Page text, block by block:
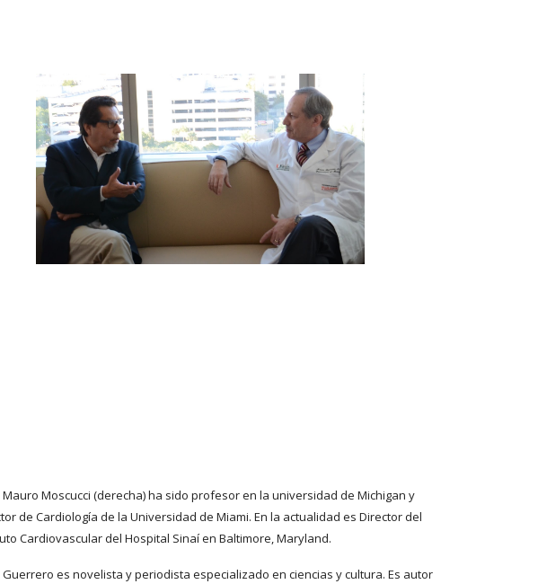
Mauro Moscucci (derecha) ha sido profesor en la universidad de Michigan y
de Cardiología de la Universidad de Miami. En la actualidad es Director del
Cardiovascular del Hospital Sinaí en Baltimore, Maryland.
Guerrero es novelista y periodista especializado en ciencias y cultura. Es autor